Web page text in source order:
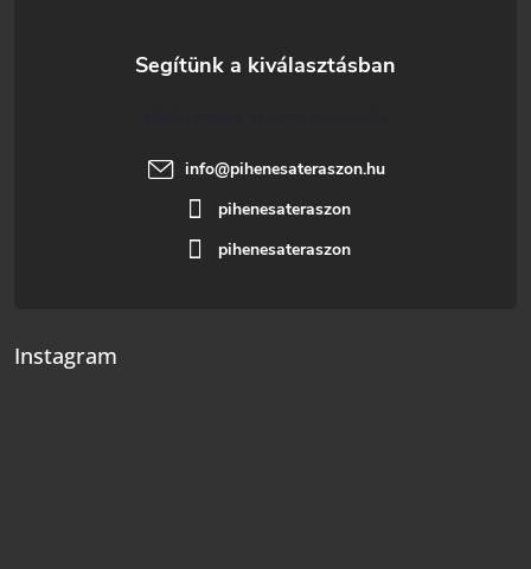
Instagram
info@pihenesateraszon.hu
pihenesateraszon
pihenesateraszon